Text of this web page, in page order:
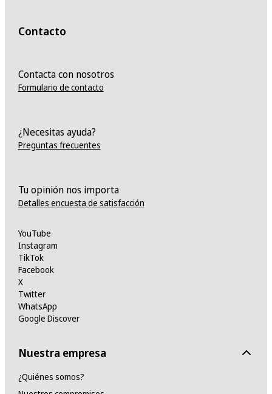
Contacto
Contacta con nosotros
Formulario de contacto
¿Necesitas ayuda?
Preguntas frecuentes
Tu opinión nos importa
Detalles encuesta de satisfacción
YouTube
Instagram
TikTok
Facebook
X
Twitter
WhatsApp
Google Discover
Nuestra empresa
¿Quiénes somos?